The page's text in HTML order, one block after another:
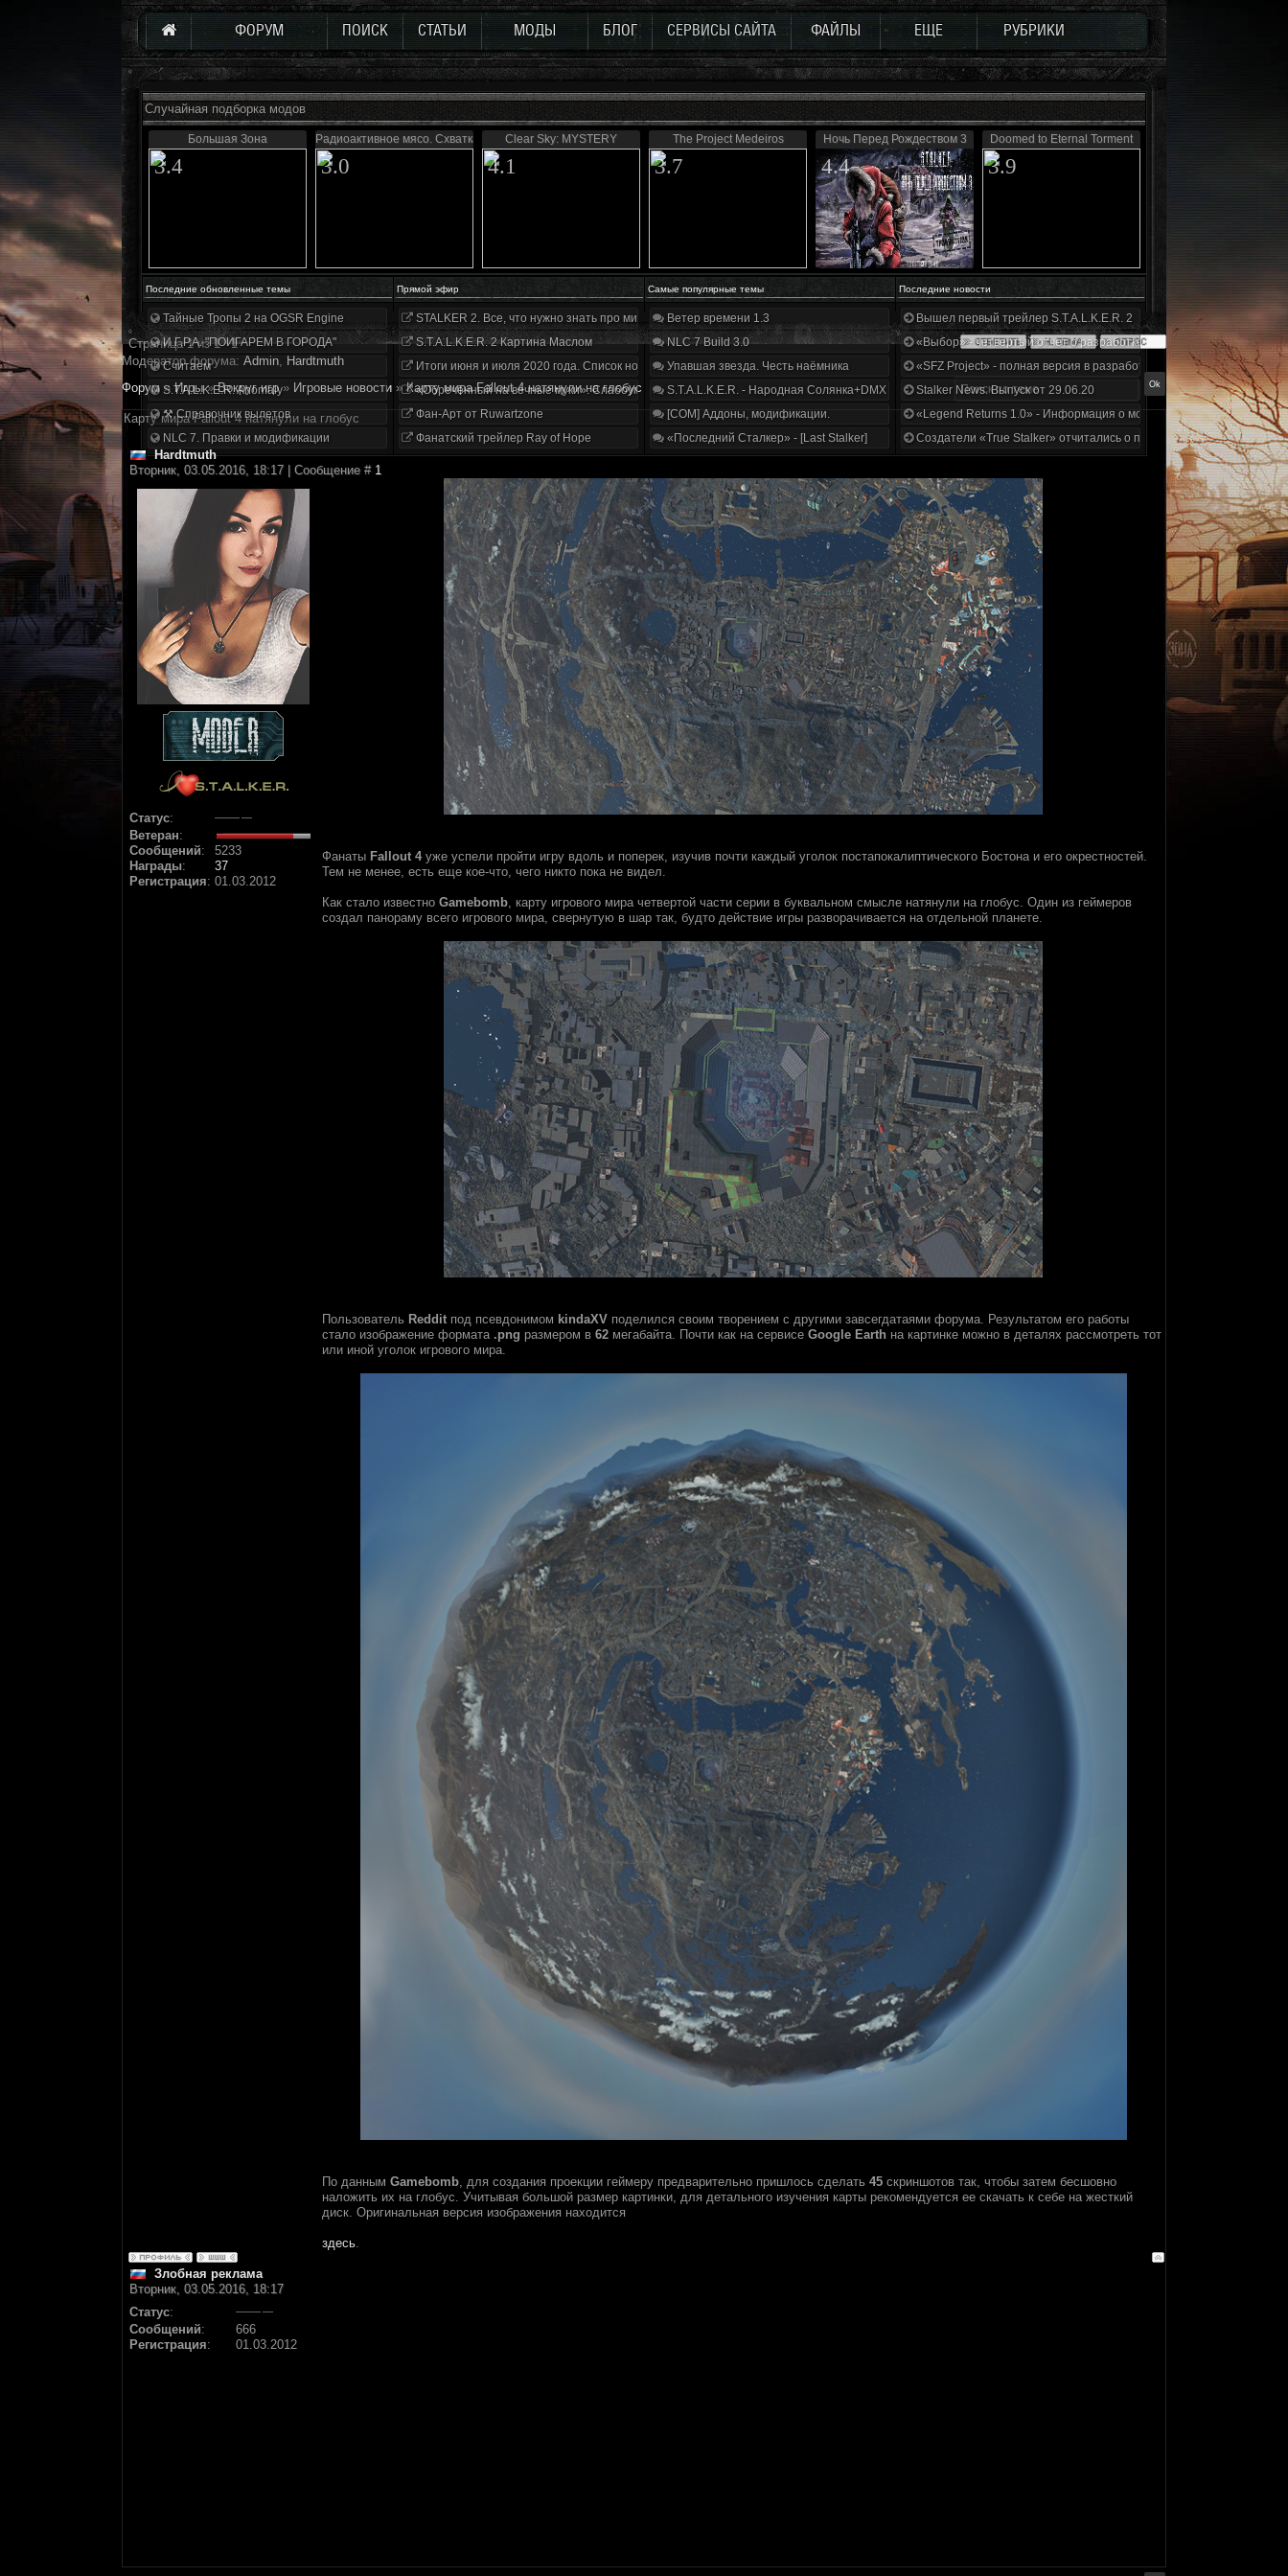
ФОРУМ ПОИСК СТАТЬИ МОДЫ БЛОГ СЕРВИСЫ САЙТА ФАЙЛЫ ЕЩЕ РУБРИКИ
Случайная подборка модов
Большая Зона
3.4
Радиоактивное мясо. Схватка
3.0
Clear Sky: MYSTERY
4.1
The Project Medeiros
3.7
Ночь Перед Рождеством 3
4.4
Doomed to Eternal Torment
3.9
Последние обновленные темы Прямой эфир Самые популярные темы Последние новости
Тайные Тропы 2 на OGSR Engine
И.Г.Р.А. "ПОИГАРЕМ В ГОРОДА"
Считаем
S.T.A.L.K.E.R. Anomaly
⚒ Справочник вылетов
NLC 7. Правки и модификации
STALKER 2. Все, что нужно знать про мир, геймплей и сюжет | Разбор трейлера
S.T.A.L.K.E.R. 2 Картина Маслом
Итоги июня и июля 2020 года. Список нововведений
«Обречённый на вечные муки». Слабоумие и отвага
Фан-Арт от Ruwartzone
Фанатский трейлер Ray of Hope
Ветер времени 1.3
NLC 7 Build 3.0
Упавшая звезда. Честь наёмника
S.T.A.L.K.E.R. - Народная Солянка+DMX 1.3.5.ООП.МА.К.
[COM] Аддоны, модификации.
«Последний Сталкер» - [Last Stalker]
Вышел первый трейлер S.T.A.L.K.E.R. 2
«Выбор» - четвертый отчет о разработке!
«SFZ Project» - полная версия в разработке!
Stalker News. Выпуск от 29.06.20
«Legend Returns 1.0» - Информация о моде за июнь 2020
Создатели «True Stalker» отчитались о проделанной работе
Страница1из1
1
Модератор форума: Аdmin, Hardtmuth
Форум » Игры » Вокруг игр » Игровые новости » Карту мира Fallout 4 натянули на глобус
Карту мира Fallout 4 натянули на глобус
Hardtmuth
Вторник, 03.05.2016, 18:17 | Сообщение # 1
Статус:
Ветеран:
Сообщений:
5233
Награды:
37
Регистрация: 01.03.2012
Фанаты Fallout 4уже успели пройти игру вдоль и поперек, изучив почти каждый уголок постапокалиптического Бостона и его окрестностей.
Тем не менее, есть еще кое-что, чего никто пока не видел.
Как стало известно Gamebomb, карту игрового мира четвертой части серии в буквальном смысле натянули на глобус. Один из геймеров
создал панораму всего игрового мира, свернутую в шар так, будто действие игры разворачивается на отдельной планете.
Пользователь Reddit под псевдонимом kindaXV поделился своим творением с другими завсегдатаями форума. Результатом его работы
стало изображение формата .png размером в 62 мегабайта. Почти как на сервисе Google Earth на картинке можно в деталях рассмотреть тот
или иной уголок игрового мира.
По данным Gamebomb, для создания проекции геймеру предварительно пришлось сделать 45 скриншотов так, чтобы затем бесшовно
наложить их на глобус. Учитывая большой размер картинки, для детального изучения карты рекомендуется ее скачать к себе на жесткий
диск. Оригинальная версия изображения находится
здесь.
Злобная реклама
Вторник, 03.05.2016, 18:17
Статус:
Сообщений:
666
Регистрация: 01.03.2012